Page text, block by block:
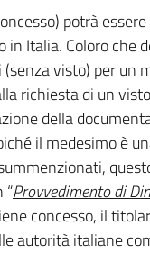
potrà
in Italia. Coloro
visto) per un
richiesta di un
della
il medesimo è
“Provvedimento di
concesso, il
autorità italiane